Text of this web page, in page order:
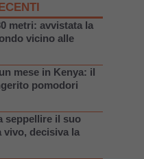
metri: avvistata la
vicino alle
mese in Kenya: il
pomodori
seppellire il suo
vivo, decisiva la